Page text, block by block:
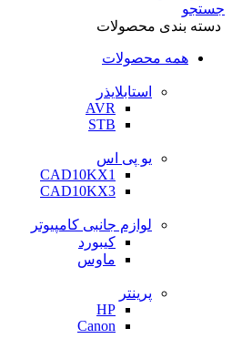
جستجو
دسته بندی محصولات
همه محصولات
استابلایذر
AVR
STB
یو پی اس
CAD10KX1
CAD10KX3
لوازم جانبی کامپیوتر
کیبورد
ماوس
پرینتر
HP
Canon